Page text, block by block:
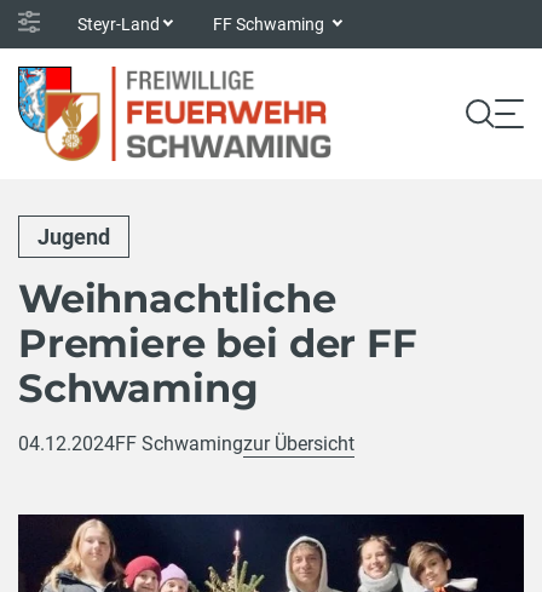
Steyr-Land FF Schwaming
Jugend
Weihnachtliche
Premiere bei der FF
Schwaming
04.12.2024FF Schwamingzur Übersicht